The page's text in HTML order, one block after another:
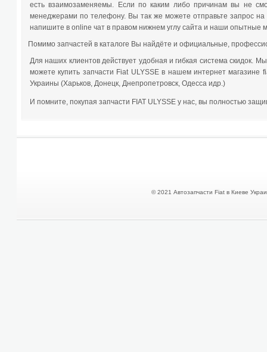
есть взаимозаменяемы. Если по каким либо причинам вы не
менеджерами по телефону. Вы так же можете отправьте запрос
напишите в online чат в правом нижнем углу сайта и наши опытные
Помимо запчастей в каталоге Вы найдёте и официальные,
Для наших клиентов действует удобная и гибкая система скидок.
можете купить запчасти Fiat ULYSSE в нашем интернет
Украины (Харьков, Донецк, Днепропетровск, Одесса идр.)
И помните, покупая запчасти FIAT ULYSSE у нас, вы полностью
© 2021 Автозапчасти Fiat в Киеве